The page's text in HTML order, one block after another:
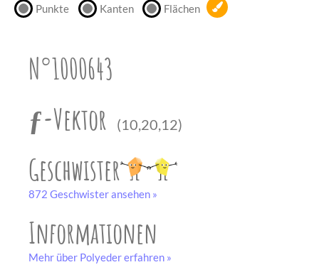
Punkte Kanten Flächen
N°1000643
ƒ-Vektor
(10,20,12)
Geschwister
872 Geschwister ansehen »
Informationen
Mehr über Polyeder erfahren »
Bastelbogen
unserem